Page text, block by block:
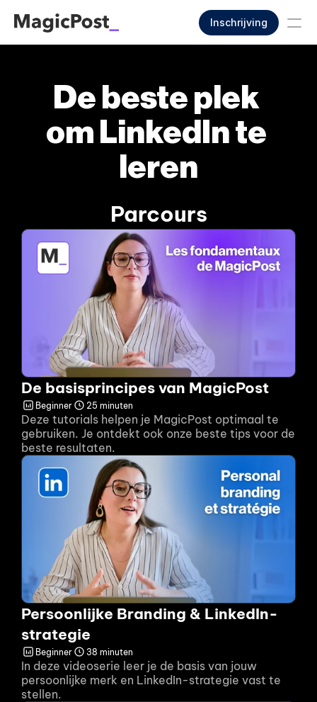
Inschrijving
De beste plek
om LinkedIn te
leren
Parcours
De basisprincipes van MagicPost
Beginner 25 minuten
Deze tutorials helpen je MagicPost optimaal te
gebruiken. Je ontdekt ook onze beste tips voor de
beste resultaten.
Persoonlijke Branding & LinkedIn-
strategie
Beginner 38 minuten
In deze videoserie leer je de basis van jouw
persoonlijke merk en LinkedIn-strategie vast te
stellen.